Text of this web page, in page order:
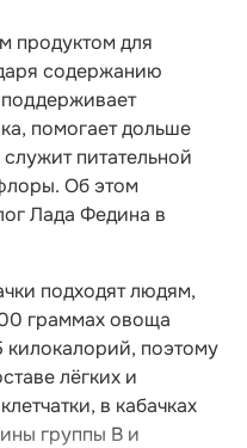
продуктом для
содержанию
помогает дольше
питательной
Об этом
Лада Федина в
подходят людям,
граммах овоща
поэтому
лёгких и
в кабачках
группы B и